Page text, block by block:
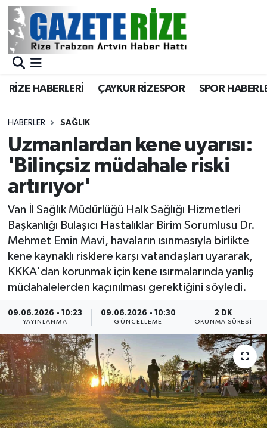
RİZE HABERLERİ ÇAYKUR RİZESPOR SPOR
HABERLER SAĞLIK
Uzmanlardan kene uyarısı:
'Bilinçsiz müdahale riski
artırıyor'
Van İl Sağlık Müdürlüğü Halk Sağlığı Hizmetleri
Başkanlığı Bulaşıcı Hastalıklar Birim Sorumlusu Dr.
Mehmet Emin Mavi, havaların ısınmasıyla birlikte
kene kaynaklı risklere karşı vatandaşları uyararak,
KKKA'dan korunmak için kene ısırmalarında yanlış
müdahalelerden kaçınılması gerektiğini söyledi.
09.06.2026 - 10:23
YAYINLANMA
09.06.2026 - 10:30
GÜNCELLEME
2 DK
OKUNMA SÜRESI
BÖLGEMİZ
Asayiş
Rize Jandarma Komutanlığı
Bilim Teknoloji
Bölge
Advertising news
Canlı Maç
ÇEVRE
Dış Haberler
Dünya
EĞİTİM
EKONOMİ
Merkez Nöbetçi Eczaneler
Merkez Trafik Yoğunluk Haritası
Süper Lig Puan Durumu ve Fikstür
Tüm Manşetler
Son Dakika Haberleri
Haber Arşivi